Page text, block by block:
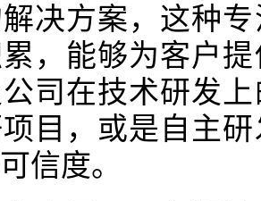
决方案，这种
，能够为客户
司在技术研发
目，或是自主
信度。